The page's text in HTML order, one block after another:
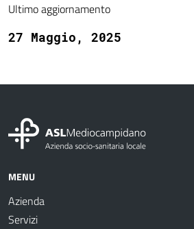
Ultimo aggiornamento
27 Maggio, 2025
MENU
Azienda
Servizi